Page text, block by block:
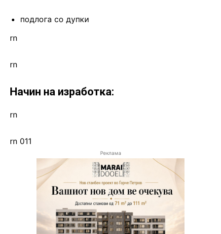
подлога со дупки
rn
rn
Начин на изработка:
rn
rn 011
Реклама